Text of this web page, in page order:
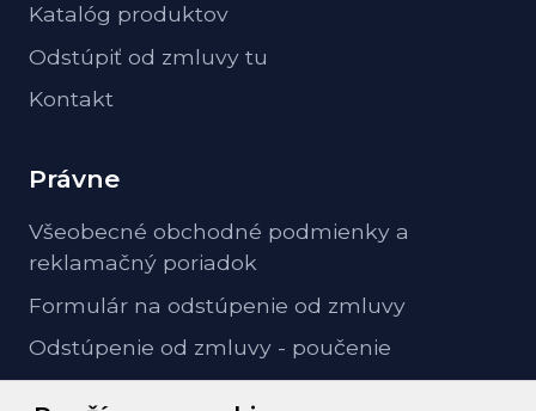
Katalóg produktov
Odstúpiť od zmluvy tu
Kontakt
Právne
Všeobecné obchodné podmienky a
reklamačný poriadok
Formulár na odstúpenie od zmluvy
Odstúpenie od zmluvy - poučenie